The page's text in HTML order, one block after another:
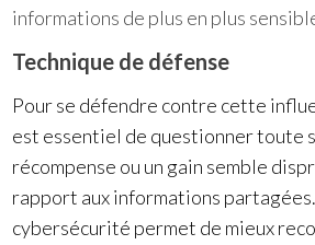
informations de plus en plus
Technique de défense
Pour se défendre contre cette
est essentiel de questionner toute
récompense ou un gain semble
rapport aux informations
cybersécurité permet de mieux